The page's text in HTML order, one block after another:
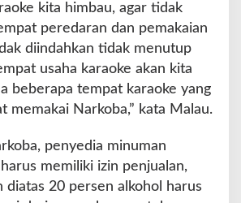
kita himbau, agar tidak
peredaran dan pemakaian
diindahkan tidak menutup
usaha karaoke akan kita
beberapa tempat karaoke yang
memakai Narkoba,” kata Malau.
penyedia minuman
memiliki izin penjualan,
diatas 20 persen alkohol harus